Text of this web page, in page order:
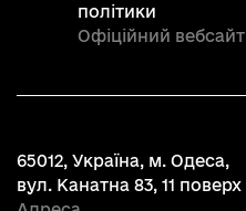
політики
Офіційний вебсайт
65012, Україна, м. Одеса,
вул. Канатна 83, 11 поверх